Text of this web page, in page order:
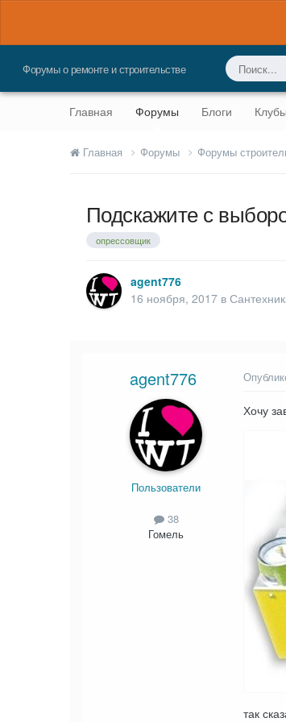
Форумы о ремонте и строительстве
Главная Форумы Блоги Клубы
Главная Форумы Форумы
Подскажите с
опрессовщик
agent776
16 ноября, 2017 в
agent776
Пользователи
38
Гомель
Хочу
так